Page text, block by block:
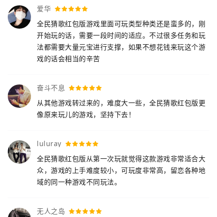
爱华
全民猜歌红包版游戏里面可玩类型种类还是蛮多的，刚
开始玩的话，需要一段时间的适应。不过很多任务和玩
法都需要大量元宝进行支撑，如果不想花钱来玩这个游
戏的话会相当的辛苦
奋斗不息
从其他游戏转过来的，难度大一些，全民猜歌红包版更
像原来玩儿的游戏，坚持下去！
luluray
全民猜歌红包版从第一次玩就觉得这款游戏非常适合大
众，游戏的上手难度较小，可玩度非常高，留恋各种地
域的同一种游戏不同玩法。
无人之岛